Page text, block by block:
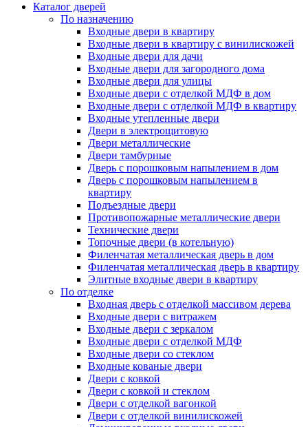
Каталог дверей
По назначению
Входные двери в квартиру
Входные двери в квартиру с винилискожей
Входные двери для дачи
Входные двери для загородного дома
Входные двери для улицы
Входные двери с отделкой МДФ в дом
Входные двери с отделкой МДФ в квартиру
Входные утепленные двери
Двери в электрощитовую
Двери металлические
Двери тамбурные
Дверь с порошковым напылением в дом
Дверь с порошковым напылением в
квартиру
Подъездные двери
Противопожарные металлические двери
Технические двери
Топочные двери (в котельную)
Филенчатая металлическая дверь в дом
Филенчатая металлическая дверь в квартиру
Элитные входные двери в квартиру
По отделке
Входная дверь с отделкой массивом дерева
Входные двери с витражем
Входные двери с зеркалом
Входные двери с отделкой МДФ
Входные двери со стеклом
Входные кованые двери
Двери с ковкой
Двери с ковкой и стеклом
Двери с отделкой вагонкой
Двери с отделкой винилискожей